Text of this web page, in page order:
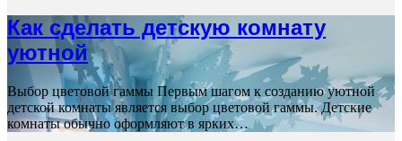
Как сделать детскую комнату
уютной
Выбор цветовой гаммы Первым шагом к созданию уютной
детской комнаты является выбор цветовой гаммы. Детские
комнаты обычно оформляют в ярких…